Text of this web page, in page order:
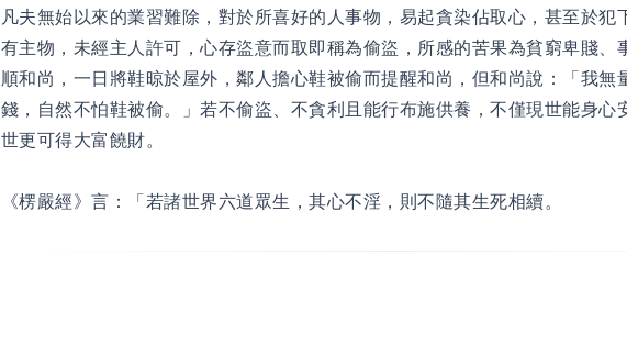
凡夫無始以來的業習難除，對於所喜好的人事物，易起貪染佔取心，甚至於犯
有主物，未經主人許可，心存盜意而取即稱為偷盜，所感的苦果為貧窮卑賤、
順和尚，一日將鞋晾於屋外，鄰人擔心鞋被偷而提醒和尚，但和尚說：「我無
錢，自然不怕鞋被偷。」若不偷盜、不貪利且能行布施供養，不僅現世能身心
世更可得大富饒財。
《楞嚴經》言：「若諸世界六道眾生，其心不淫，則不隨其生死相續。